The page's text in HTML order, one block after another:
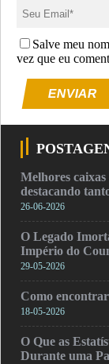
Salve meu
vez que eu
ENVIAR
Melhores
destacando
26-06-2026
O Legado
Império do
29-05-2026
Como
18-05-2026
O Que as
Durante uma